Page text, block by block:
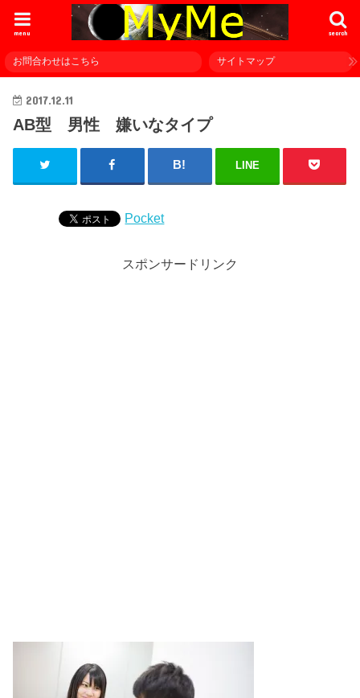
search
menu
お問合わせはこちら サイトマップ
2017.12.11
AB型 男性 嫌いなタイプ
LINE
Pocket
スポンサードリンク